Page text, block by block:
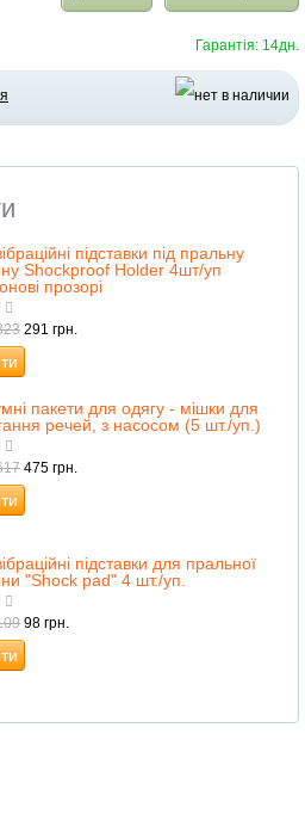
Гарантія: 14дн.
підставки під пральну
Shockproof Holder 4шт/уп
прозорі
291 грн.
пакети для одягу - мішки для
речей, з насосом (5 шт./уп.)
475 грн.
підставки для пральної
"Shock pad" 4 шт./уп.
98 грн.